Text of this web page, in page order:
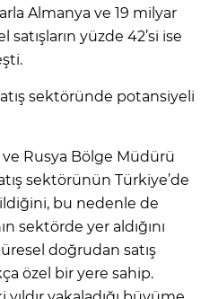
Almanya ve 19 milyar
yüzde 42’si ise
sektöründe potansiyeli
ve Rusya Bölge Müdürü
sektörünün Türkiye’de
bu nedenle de
sektörde yer aldığını
doğrudan satış
özel bir yere sahip.